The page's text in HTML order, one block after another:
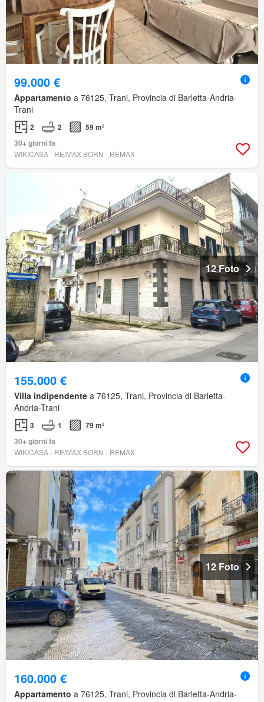
99.000 €
Appartamento a 76125, Trani, Provincia di Barletta-Andria-
Trani
2 2
59 m²
30+ giorni fa
WIKICASA - RE/MAX BORN - REMAX
12 Foto
155.000 €
Villa indipendente a 76125, Trani, Provincia di Barletta-
Andria-Trani
3 1
79 m²
30+ giorni fa
WIKICASA - RE/MAX BORN - REMAX
12 Foto
160.000 €
Appartamento a 76125, Trani, Provincia di Barletta-Andria-